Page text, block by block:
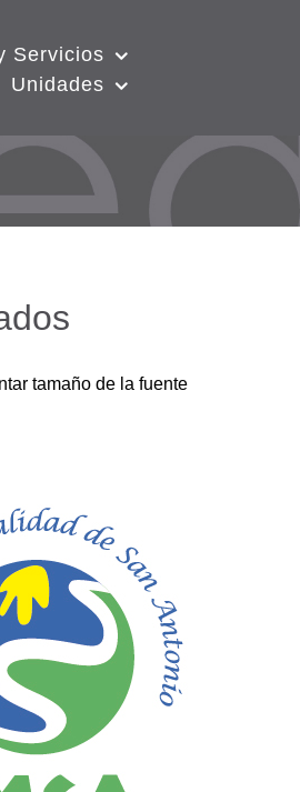
Servicios
Unidades
tamaño de la fuente